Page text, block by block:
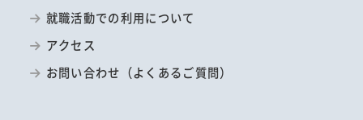
就職活動での利用について
アクセス
お問い合わせ（よくあるご質問）